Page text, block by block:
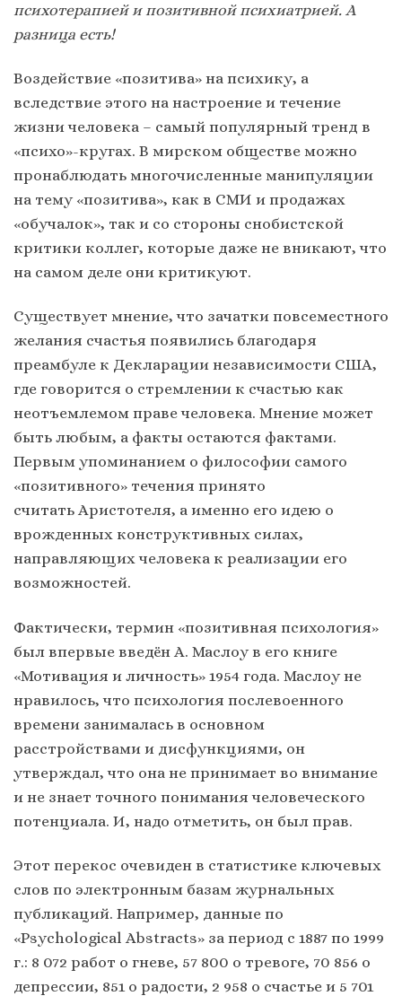
психотерапией и позитивной психиатрией. А
разница есть!
Воздействие «позитива» на психику, а
вследствие этого на настроение и течение
жизни человека – самый популярный тренд в
«психо»-кругах. В мирском обществе можно
пронаблюдать многочисленные манипуляции
на тему «позитива», как в СМИ и продажах
«обучалок», так и со стороны снобистской
критики коллег, которые даже не вникают, что
на самом деле они критикуют.
Существует мнение, что зачатки повсеместного
желания счастья появились благодаря
преамбуле к Декларации независимости США,
где говорится о стремлении к счастью как
неотъемлемом праве человека. Мнение может
быть любым, а факты остаются фактами.
Первым упоминанием о философии самого
«позитивного» течения принято
считать Аристотеля, а именно его идею о
врожденных конструктивных силах,
направляющих человека к реализации его
возможностей.
Фактически, термин «позитивная психология»
был впервые введён А. Маслоу в его книге
«Мотивация и личность» 1954 года. Маслоу не
нравилось, что психология послевоенного
времени занималась в основном
расстройствами и дисфункциями, он
утверждал, что она не принимает во внимание
и не знает точного понимания человеческого
потенциала. И, надо отметить, он был прав.
Этот перекос очевиден в статистике ключевых
слов по электронным базам журнальных
публикаций. Например, данные по
«Psychological Abstracts» за период с 1887 по 1999
г.: 8 072 работ о гневе, 57 800 о тревоге, 70 856 о
депрессии, 851 о радости, 2 958 о счастье и 5 701